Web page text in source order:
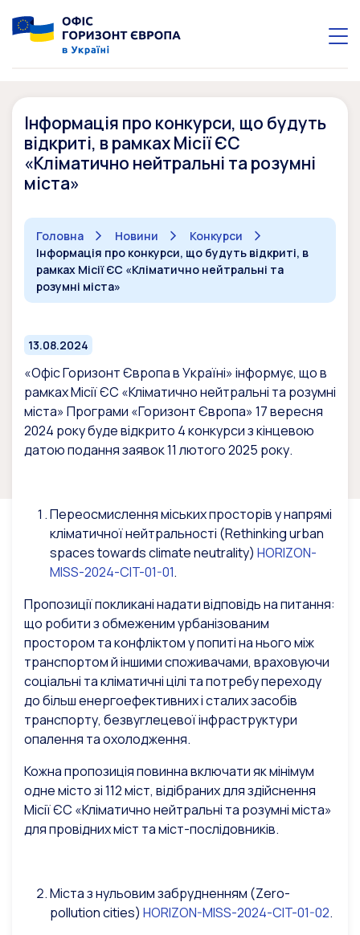
Інформація про конкурси, що будуть
відкриті, в рамках Місії ЄС
«Кліматично нейтральні та розумні
міста»
Головна Новини
Конкурси
Інформація про конкурси, що будуть відкриті, в
рамках Місії ЄС «Кліматично нейтральні та
розумні міста»
13.08.2024
«Офіс Горизонт Європа в Україні» інформує, що в
рамках Місії ЄС «Кліматично нейтральні та розумні
міста» Програми «Горизонт Європа» 17 вересня
2024 року буде відкрито 4 конкурси з кінцевою
датою подання заявок 11 лютого 2025 року.
Переосмислення міських просторів у напрямі
кліматичної нейтральності (Rethinking urban
spaces towards climate neutrality) HORIZON-
MISS-2024-CIT-01-01.
Пропозиції покликані надати відповідь на питання:
що робити з обмеженим урбанізованим
простором та конфліктом у попиті на нього між
транспортом й іншими споживачами, враховуючи
соціальні та кліматичні цілі та потребу переходу
до більш енергоефективних і сталих засобів
транспорту, безвуглецевої інфраструктури
опалення та охолодження.
Кожна пропозиція повинна включати як мінімум
одне місто зі 112 міст, відібраних для здійснення
Місії ЄС «Кліматично нейтральні та розумні міста»
для провідних міст та міст-послідовників.
Міста з нульовим забрудненням (Zero-
pollution cities) HORIZON-MISS-2024-CIT-01-02.